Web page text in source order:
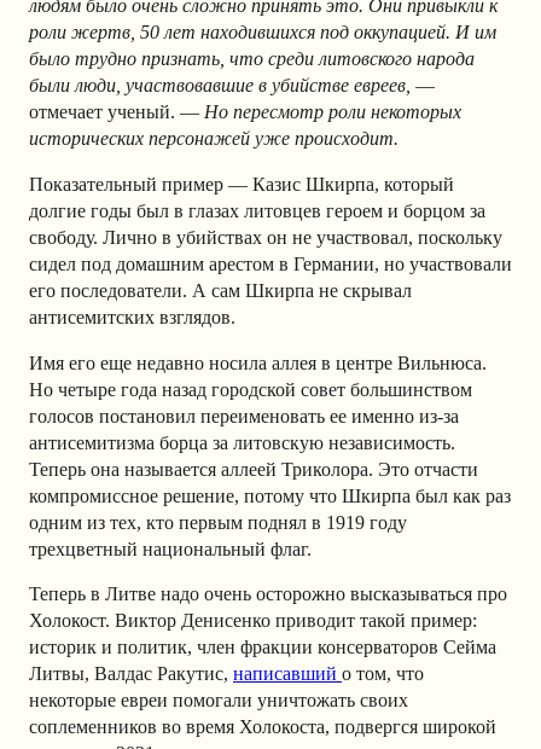
людям было очень сложно принять это. Они привыкли к
роли жертв, 50 лет находившихся под оккупацией. И им
было трудно признать, что среди литовского народа
были люди, участвовавшие в убийстве евреев, —
отмечает ученый. — Но пересмотр роли некоторых
исторических персонажей уже происходит.
Показательный пример — Казис Шкирпа, который
долгие годы был в глазах литовцев героем и борцом за
свободу. Лично в убийствах он не участвовал, поскольку
сидел под домашним арестом в Германии, но участвовали
его последователи. А сам Шкирпа не скрывал
антисемитских взглядов.
Имя его еще недавно носила аллея в центре Вильнюса.
Но четыре года назад городской совет большинством
голосов постановил переименовать ее именно из-за
антисемитизма борца за литовскую независимость.
Теперь она называется аллеей Триколора. Это отчасти
компромиссное решение, потому что Шкирпа был как раз
одним из тех, кто первым поднял в 1919 году
трехцветный национальный флаг.
Теперь в Литве надо очень осторожно высказываться про
Холокост. Виктор Денисенко приводит такой пример:
историк и политик, член фракции консерваторов Сейма
Литвы, Валдас Ракутис, написавший о том, что
некоторые евреи помогали уничтожать своих
соплеменников во время Холокоста, подвергся широкой